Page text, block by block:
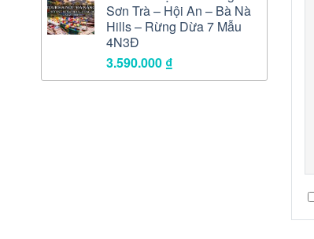
Sơn Trà – Hội An – Bà Nà
Hills – Rừng Dừa 7 Mẫu
4N3Đ
3.590.000 ₫